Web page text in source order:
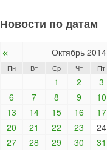
Новости по датам
« Октябрь 2014
Пн Вт Ср Чт Пт
1 2 3
6
7 8 9 10
13
14 15 16 17
20
21 22 23 24
27
28 29 30 31